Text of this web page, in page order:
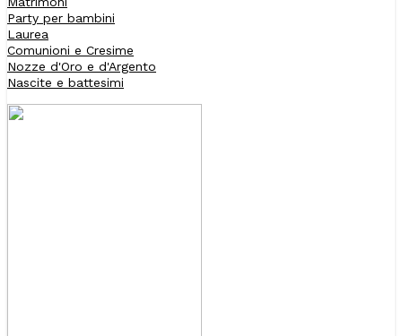
Party per bambini
Laurea
Comunioni e Cresime
Nozze d'Oro e d'Argento
Nascite e battesimi